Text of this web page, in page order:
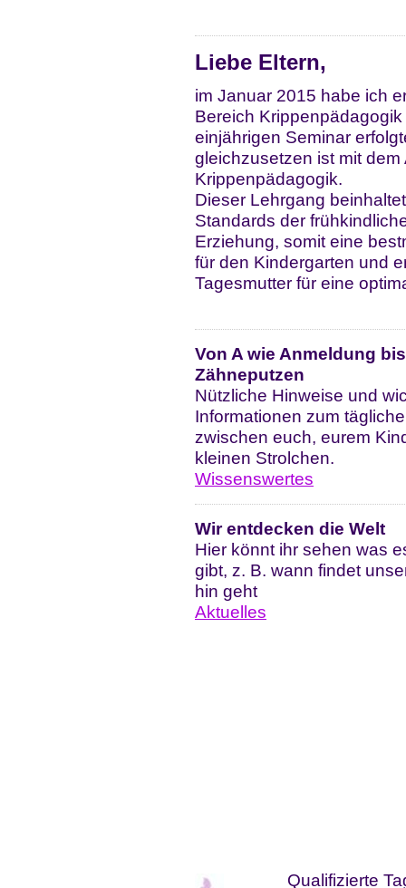
Liebe Eltern,
im Januar 2015 habe ich
Bereich
einjährigen Seminar
gleichzusetzen ist mit
Krippenpädagogik.
Dieser Lehrgang
Standards der
Erziehung, somit eine
für den Kindergarten und
Tagesmutter für eine
Von A wie Anmeldung
Zähneputzen
Nützliche Hinweise und
Informationen zum
zwischen euch, eurem
kleinen Strolchen.
Wissenswertes
Wir entdecken die Welt
Hier könnt ihr sehen was
gibt, z. B. wann findet
hin geht
Aktuelles
Qualifizierte